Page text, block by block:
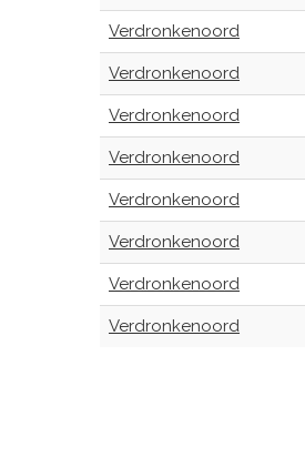
Verdronkenoord
Verdronkenoord
Verdronkenoord
Verdronkenoord
Verdronkenoord
Verdronkenoord
Verdronkenoord
Verdronkenoord